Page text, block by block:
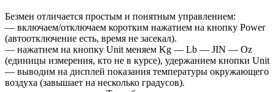
Безмен отличается простым и понятным управлением:
— включаем/отключаем коротким нажатием на кнопку Power
(автоотключение есть, время не засекал).
— нажатием на кнопку Unit меняем Kg — Lb — JIN — Oz
(единицы измерения, кто не в курсе), удержанием кнопки Unit
— выводим на дисплей показания температуры окружающего
воздуха (завышает на несколько градусов).